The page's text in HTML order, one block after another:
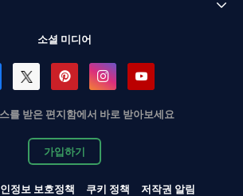
소셜 미디어
를 받은 편지함에서 바로 받아보세요
가입하기
정보 보호정책 쿠키 정책
저작권 알림